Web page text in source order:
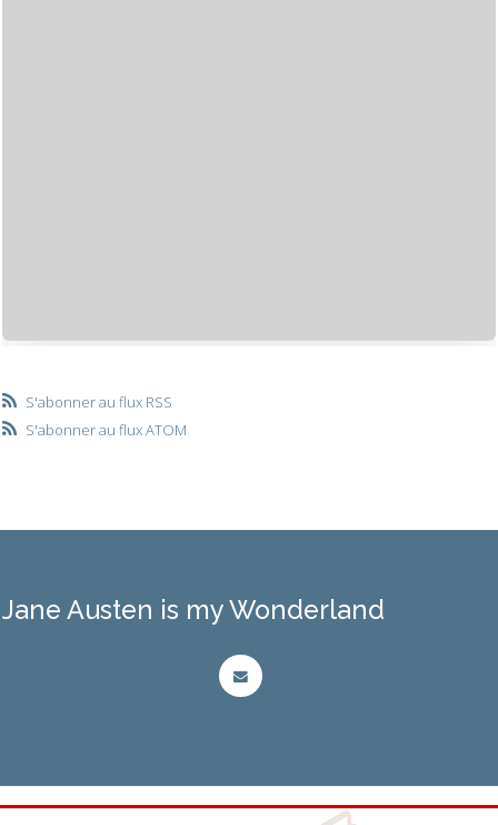
S'abonner au flux RSS
S'abonner au flux ATOM
Jane Austen is my Wonderland